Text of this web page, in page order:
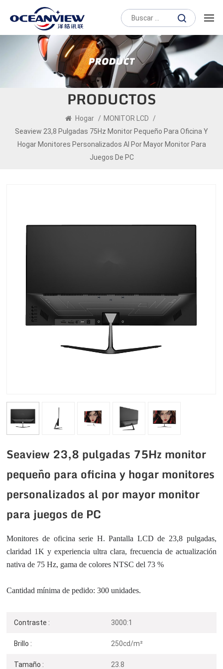
PRODUCTOS
Hogar / MONITOR LCD
/
Seaview 23,8 Pulgadas 75Hz Monitor Pequeño Para Oficina Y
Hogar Monitores Personalizados Al Por Mayor Monitor Para
Juegos De PC
Seaview 23,8 pulgadas 75Hz monitor
pequeño para oficina y hogar monitores
personalizados al por mayor monitor
para juegos de PC
Monitores de oficina serie H. Pantalla LCD de 23,8 pulgadas,
claridad 1K y experiencia ultra clara, frecuencia de actualización
nativa de 75 Hz, gama de colores NTSC del 73 %
Cantidad mínima de pedido: 300 unidades.
Contraste : 3000:1
Brillo : 250cd/m²
Tamaño : 23.8